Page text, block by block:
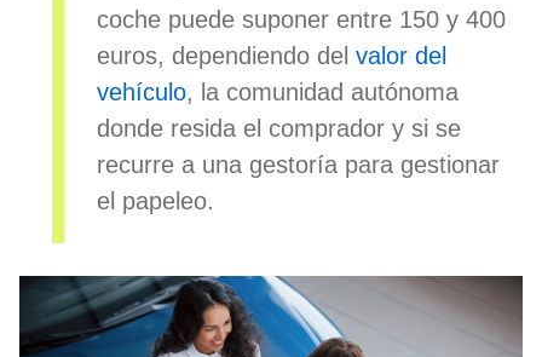
coche puede suponer entre 150 y 400
euros, dependiendo del valor del
vehículo, la comunidad autónoma
donde resida el comprador y si se
recurre a una gestoría para gestionar
el papeleo.